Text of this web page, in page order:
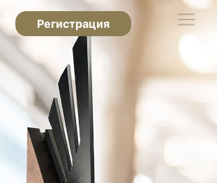
Регистрация